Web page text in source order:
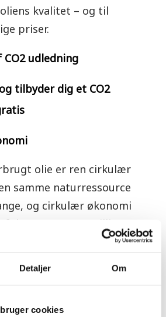
Detaljer Om
cookies
kvalitet – og til
priser.
udledning
tilbyder dig et CO2
olie er ren cirkulær
samme naturressource
og cirkulær økonomi
den grønne omstilling.
og vejledning